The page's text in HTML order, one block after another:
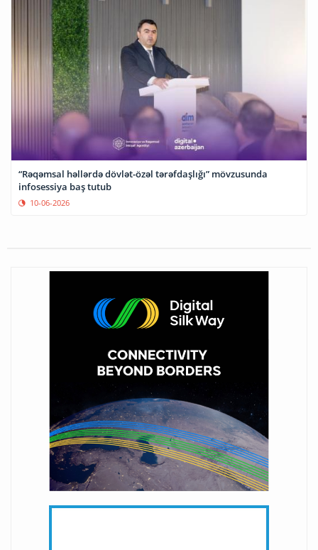
“Rəqəmsal həllərdə dövlət-özəl tərəfdaşlığı” mövzusunda
infosessiya baş tutub
10-06-2026